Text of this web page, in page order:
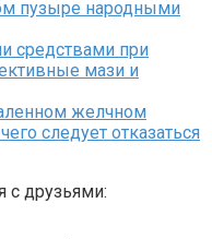
пузыре народными
средствами при
мази и
желчном
следует отказаться
с друзьями: